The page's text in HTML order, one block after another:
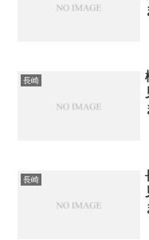
長崎
長崎